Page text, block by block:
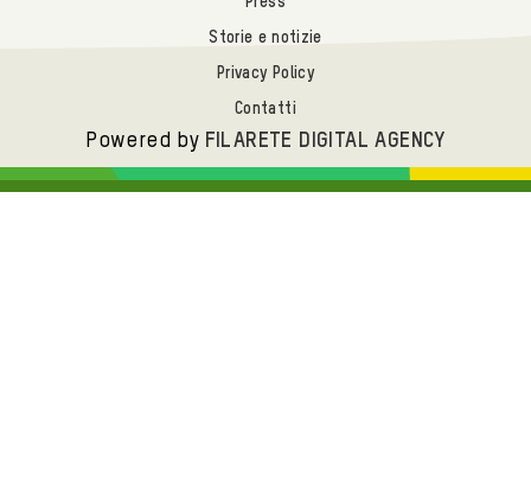
Storie e notizie
Privacy Policy
Contatti
Powered by FILARETE DIGITAL AGENCY